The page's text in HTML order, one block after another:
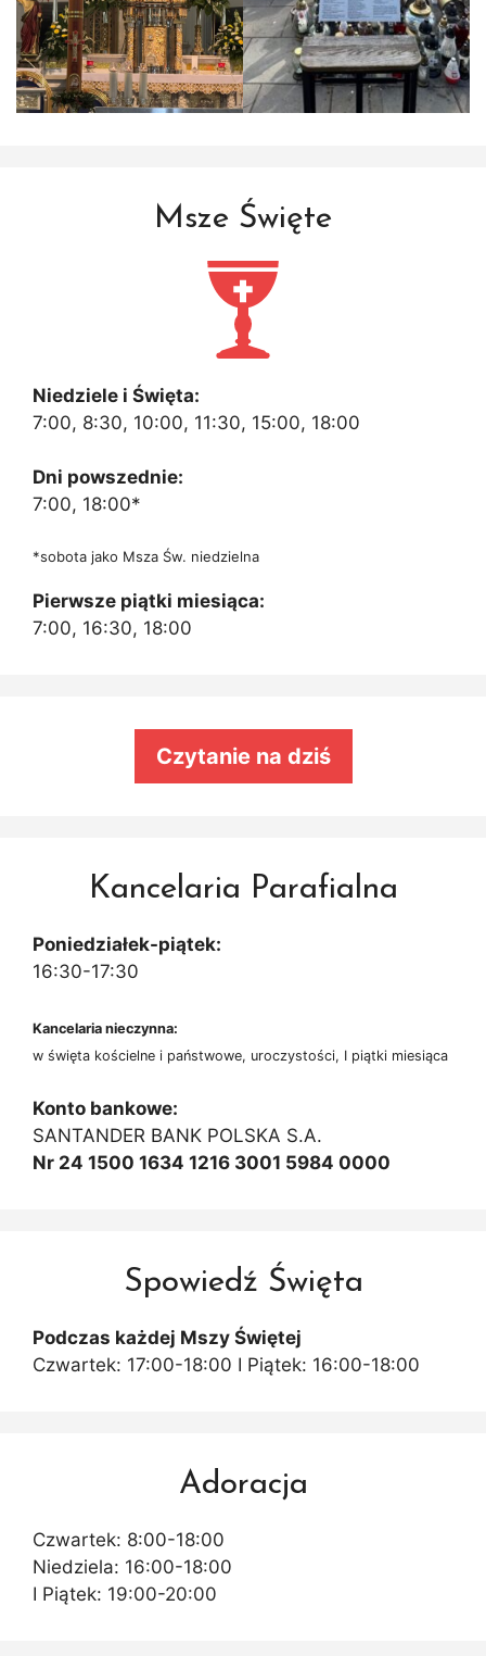
Msze Święte
Niedziele i Święta:
7:00, 8:30, 10:00, 11:30, 15:00, 18:00
Dni powszednie:
7:00, 18:00*
*sobota jako Msza Św. niedzielna
Pierwsze piątki miesiąca:
7:00, 16:30, 18:00
Czytanie na dziś
Kancelaria Parafialna
Poniedziałek-piątek:
16:30-17:30
Kancelaria nieczynna:
w święta kościelne i państwowe, uroczystości, I piątki miesiąca
Konto bankowe:
SANTANDER BANK POLSKA S.A.
Nr 24 1500 1634 1216 3001 5984 0000
Spowiedź Święta
Podczas każdej Mszy Świętej
Czwartek: 17:00-18:00 I Piątek: 16:00-18:00
Adoracja
Czwartek: 8:00-18:00
Niedziela: 16:00-18:00
I Piątek: 19:00-20:00